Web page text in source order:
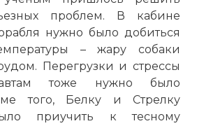
проблем. В кабине
нужно было добиться
– жару собаки
Перегрузки и стрессы
тоже нужно было
того, Белку и Стрелку
приучить к тесному